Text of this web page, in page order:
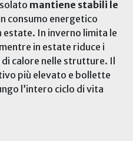
mantiene stabili le
consumo energetico
estate. In inverno limita le
in estate riduce i
calore nelle strutture. Il
più elevato e bollette
l’intero ciclo di vita